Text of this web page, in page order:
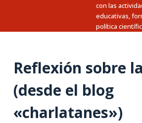
n
d
con las
educativas,
política
Reflexión sobre
(desde el blog
«charlatanes»)